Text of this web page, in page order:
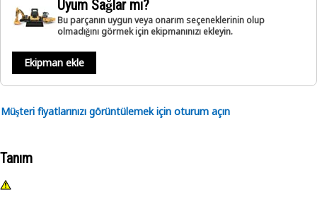
Uyum Sağlar mı?
Bu parçanın uygun veya onarım seçeneklerinin olup
olmadığını görmek için ekipmanınızı ekleyin.
Ekipman ekle
Müşteri fiyatlarınızı görüntülemek için oturum açın
Tanım